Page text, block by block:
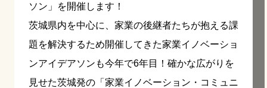
ソン」を開催します！
茨城県内を中心に、家業の後継者たちが抱える課
題を解決するため開催してきた家業イノベーショ
ンアイデアソンも今年で6年目！確かな広がりを
見せた茨城発の「家業イノベーション・コミュニ